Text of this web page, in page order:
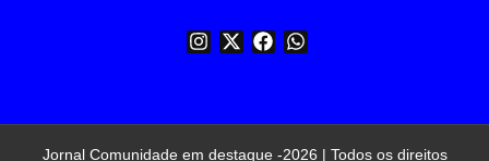
Jornal Comunidade em destaque -2026 | Todos os direitos